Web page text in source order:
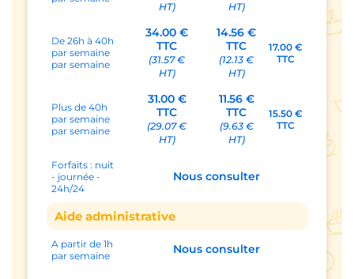
HT) HT)
De 26h à 40h
par semaine
par semaine
34.00 €
TTC
(31.57 €
HT)
14.56 €
TTC
(12.13 €
HT)
17.00 €
TTC
Plus de 40h
par semaine
par semaine
31.00 €
TTC
(29.07 €
HT)
11.56 €
TTC
(9.63 €
HT)
15.50 €
TTC
Forfaits : nuit
- journée -
24h/24
Nous consulter
Aide administrative
A partir de 1h
par semaine
Nous consulter